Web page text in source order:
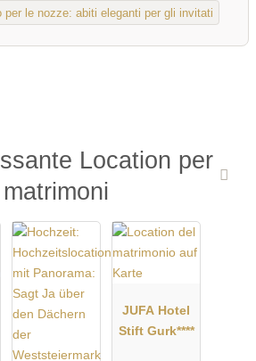
Location per
matrimoni
JUFA Hotel
Stift Gurk****
per le nozze: abiti eleganti per gli invitati